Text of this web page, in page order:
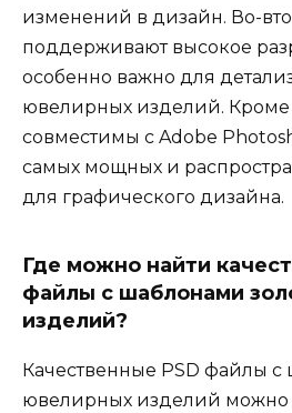
изменений в дизайн. Во-
поддерживают высокое
особенно важно для
ювелирных изделий. Кроме
совместимы с Adobe
самых мощных и
для графического дизайна.
Где можно найти
файлы с шаблонами
изделий?
Качественные PSD файлы
ювелирных изделий можно